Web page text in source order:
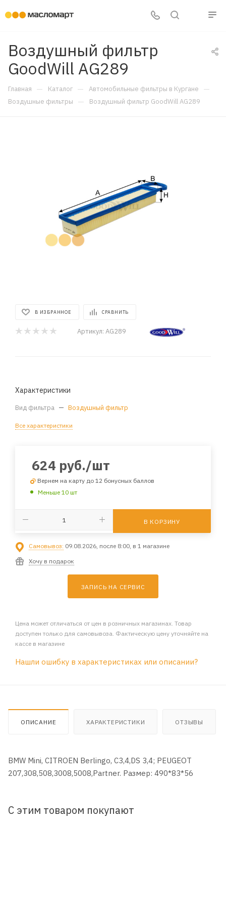
Воздушный фильтр
GoodWill AG289
Главная — Каталог — Автомобильные фильтры в Кургане —
Воздушные фильтры — Воздушный фильтр GoodWill AG289
В ИЗБРАННОЕ СРАВНИТЬ
Артикул: AG289
Характеристики
Вид фильтра — Воздушный фильтр
Все характеристики
624 руб./шт
Вернем на карту до 12 бонусных баллов
Меньше 10 шт
В КОРЗИНУ
Самовывоз: 09.08.2026, после 8:00, в 1 магазине
Хочу в подарок
ЗАПИСЬ НА СЕРВИС
Цена может отличаться от цен в розничных магазинах. Товар
доступен только для самовывоза. Фактическую цену уточняйте на
кассе в магазине
Нашли ошибку в характеристиках или описании?
ОПИСАНИЕ ХАРАКТЕРИСТИКИ ОТЗЫВЫ
BMW Mini, CITROEN Berlingo, C3,4,DS 3,4; PEUGEOT
207,308,508,3008,5008,Partner. Размер: 490*83*56
С этим товаром покупают